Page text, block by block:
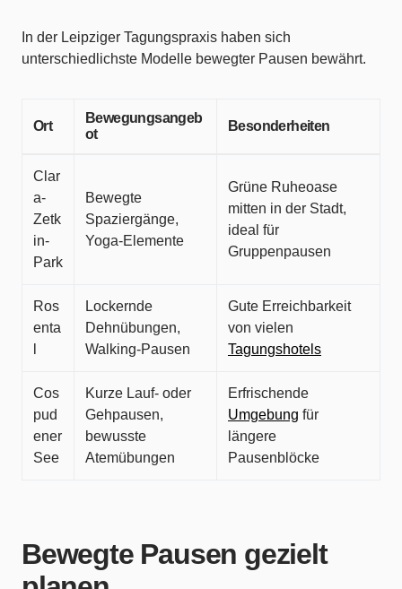
In der Leipziger Tagungspraxis haben sich
unterschiedlichste Modelle bewegter Pausen bewährt.
Ort
Bewegungsangeb
ot
Besonderheiten
Clar
a-
Zetk
in-
Park
Bewegte
Spaziergänge,
Yoga-Elemente
Grüne Ruheoase
mitten in der Stadt,
ideal für
Gruppenpausen
Ros
enta
Lockernde
Dehnübungen,
Walking-Pausen
Gute Erreichbarkeit
von vielen
Tagungshotels
Cos
pud
ener
See
Kurze Lauf- oder
Gehpausen,
bewusste
Atemübungen
Erfrischende
Umgebung für
längere
Pausenblöcke
Bewegte Pausen gezielt